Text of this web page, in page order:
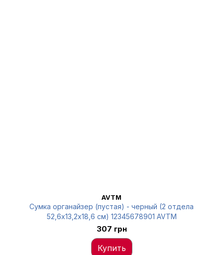
AVTM
Сумка органайзер (пустая) - черный (2 отдела
52,6х13,2х18,6 см) 12345678901 AVTM
307 грн
Купить